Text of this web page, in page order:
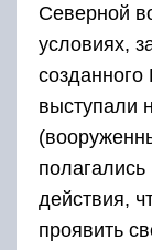
Северной
условиях,
выступали
действия,
проявить